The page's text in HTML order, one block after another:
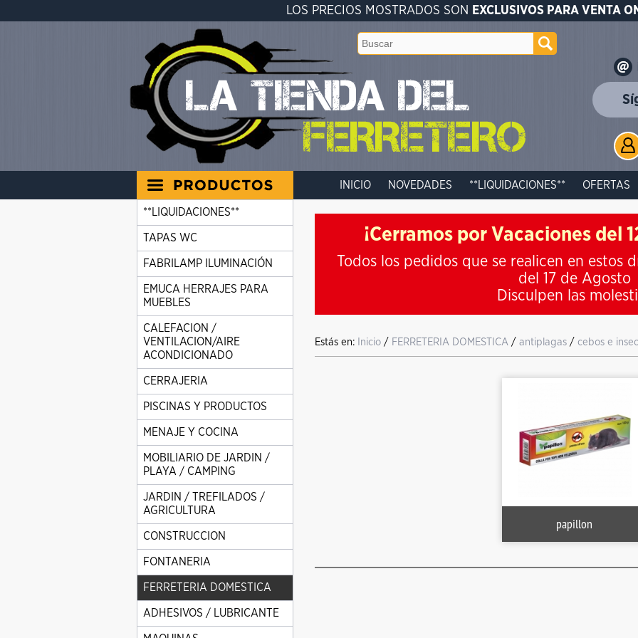
LOS PRECIOS MOSTRADOS SON EXCLUSIVOS PARA VENTA
INICIO NOVEDADES **LIQUIDACIONES** OFERTAS
**LIQUIDACIONES**
TAPAS WC
FABRILAMP ILUMINACIÓN
EMUCA HERRAJES PARA
MUEBLES
CALEFACION /
VENTILACION/AIRE
ACONDICIONADO
CERRAJERIA
PISCINAS Y PRODUCTOS
MENAJE Y COCINA
MOBILIARIO DE JARDIN /
PLAYA / CAMPING
JARDIN / TREFILADOS /
AGRICULTURA
CONSTRUCCION
FONTANERIA
FERRETERIA DOMESTICA
ADHESIVOS / LUBRICANTE
¡Cerramos por Vacaciones del
Todos los pedidos que se realicen en estos
del 17 de Agosto
Disculpen las
Estás en: Inicio / FERRETERIA DOMESTICA / antiplagas / cebos e
papillon